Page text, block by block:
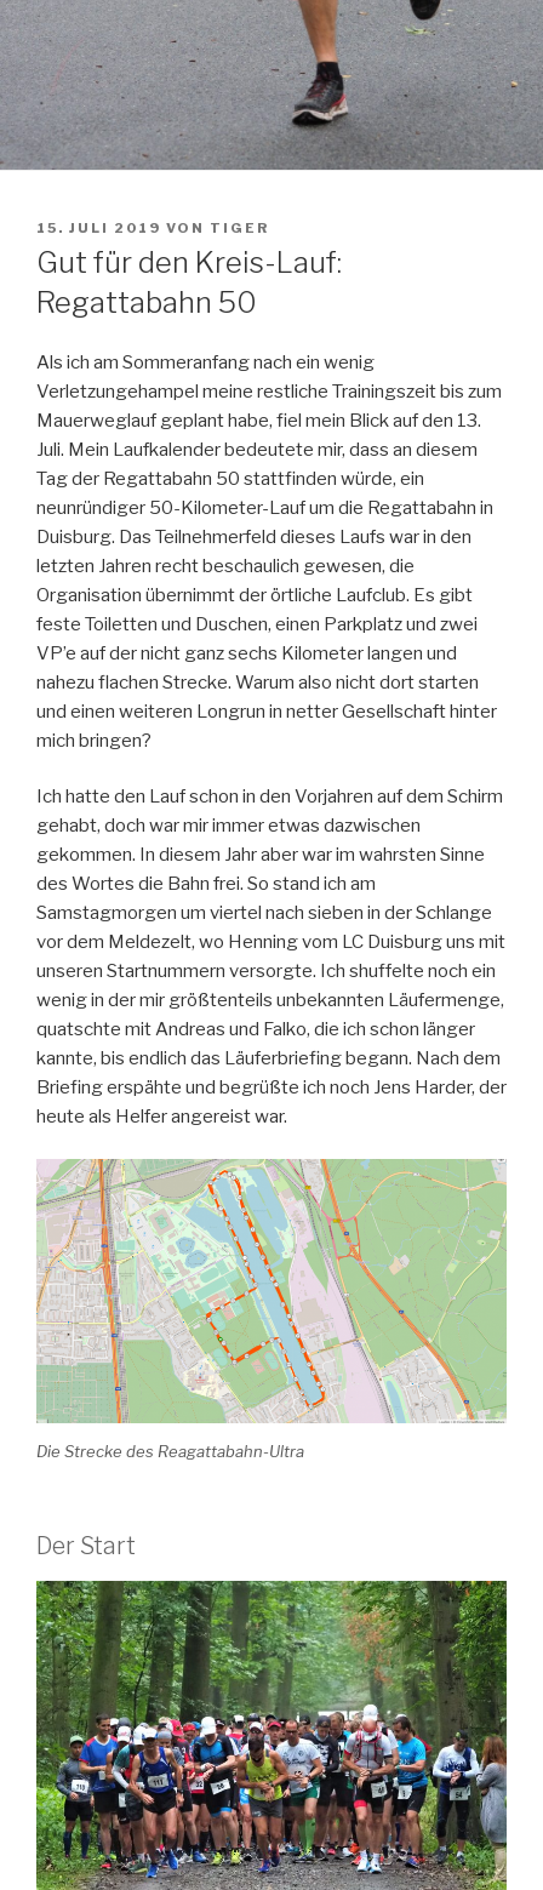
VERÖFFENTLICHT
AM
15. JULI 2019 VON TIGER
Gut für den Kreis-Lauf:
Regattabahn 50
Als ich am Sommeranfang nach ein wenig
Verletzungehampel meine restliche Trainingszeit bis zum
Mauerweglauf geplant habe, fiel mein Blick auf den 13.
Juli. Mein Laufkalender bedeutete mir, dass an diesem
Tag der Regattabahn 50 stattfinden würde, ein
neunründiger 50-Kilometer-Lauf um die Regattabahn in
Duisburg. Das Teilnehmerfeld dieses Laufs war in den
letzten Jahren recht beschaulich gewesen, die
Organisation übernimmt der örtliche Laufclub. Es gibt
feste Toiletten und Duschen, einen Parkplatz und zwei
VP’e auf der nicht ganz sechs Kilometer langen und
nahezu flachen Strecke. Warum also nicht dort starten
und einen weiteren Longrun in netter Gesellschaft hinter
mich bringen?
Ich hatte den Lauf schon in den Vorjahren auf dem Schirm
gehabt, doch war mir immer etwas dazwischen
gekommen. In diesem Jahr aber war im wahrsten Sinne
des Wortes die Bahn frei. So stand ich am
Samstagmorgen um viertel nach sieben in der Schlange
vor dem Meldezelt, wo Henning vom LC Duisburg uns mit
unseren Startnummern versorgte. Ich shuffelte noch ein
wenig in der mir größtenteils unbekannten Läufermenge,
quatschte mit Andreas und Falko, die ich schon länger
kannte, bis endlich das Läuferbriefing begann. Nach dem
Briefing erspähte und begrüßte ich noch Jens Harder, der
heute als Helfer angereist war.
Die Strecke des Reagattabahn-Ultra
Der Start